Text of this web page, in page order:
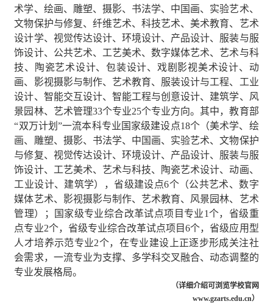
术学、绘画、雕塑、摄影、书法学、中国画、实验艺术、
文物保护与修复、纤维艺术、科技艺术、美术教育、艺术
设计学、视觉传达设计、环境设计、产品设计、服装与服
饰设计、公共艺术、工艺美术、数字媒体艺术、艺术与科
技、陶瓷艺术设计、包装设计、戏剧影视美术设计、动
画、影视摄影与制作、艺术教育、服装设计与工程、工业
设计、智能交互设计、智能工程与创意设计、建筑学、风
景园林、艺术管理33个专业25个专业方向。其中，教育部
“双万计划”一流本科专业国家级建设点18个（美术学、绘
画、雕塑、摄影、书法学、中国画、实验艺术、文物保护
与修复、视觉传达设计、环境设计、产品设计、服装与服
饰设计、工艺美术、艺术与科技、陶瓷艺术设计、动画、
工业设计、建筑学），省级建设点6个（公共艺术、数字
媒体艺术、影视摄影与制作、艺术教育、风景园林、艺术
管理）；国家级专业综合改革试点项目专业1个，省级重
点专业2个，省级专业综合改革试点项目6个，省级应用型
人才培养示范专业2个，在专业建设上正逐步形成关注社
会需求，一流专业为支撑、多学科交叉融合、动态调整的
专业发展格局。
（详细介绍可浏览学校官网
www.gzarts.edu.cn）